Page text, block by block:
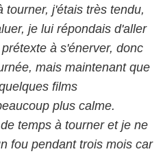
tourner, j'étais très tendu,
je lui répondais d'aller
à s'énerver, donc
mais maintenant que
films
plus calme.
temps à tourner et je ne
fou pendant trois mois car